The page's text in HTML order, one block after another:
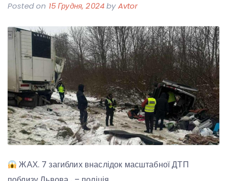
Posted on 15 Грудня, 2024byAvtor
ЖАХ. 7 загиблих внаслідок масштабної ДТП